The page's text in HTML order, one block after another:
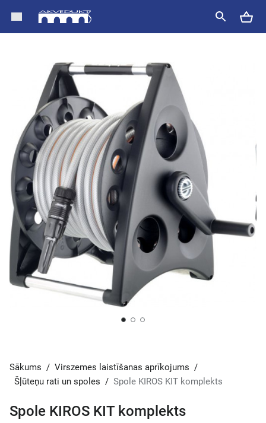
Sākums / Virszemes laistīšanas aprīkojums /
Šļūteņu rati un spoles / Spole KIROS KIT komplekts
Spole KIROS KIT komplekts